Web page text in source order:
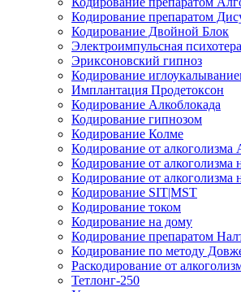
Кодирование препаратом
Кодирование Двойной Блок
Электроимпульсная
Эриксоновский гипноз
Кодирование
Имплантация Продетоксон
Кодирование Алкоблокада
Кодирование гипнозом
Кодирование Колме
Кодирование от алкоголизма
Кодирование от алкоголизма
Кодирование от алкоголизма
Кодирование SIT|MST
Кодирование током
Кодирование на дому
Кодирование препаратом
Кодирование по методу
Раскодирование от
Тетлонг-250